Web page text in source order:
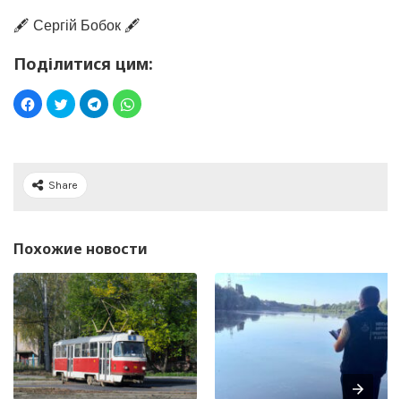
🖋️ Сергій Бобок 🖋️
Поділитися цим:
Share
Похожие новости